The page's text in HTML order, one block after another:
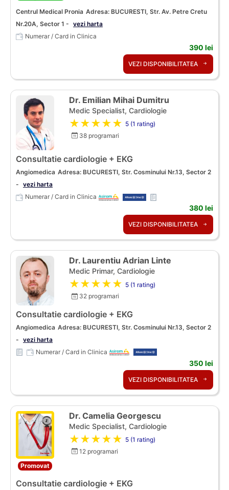
Centrul Medical Pronia Adresa: BUCURESTI, Str. Av. Petre Cretu
Nr.20A, Sector 1 - vezi harta
Numerar / Card in Clinica
390 lei
VEZI DISPONIBILITATEA
Dr. Emilian Mihai Dumitru
Medic Specialist, Cardiologie
★★★★★ 5 (1 rating)
38 programari
Consultatie cardiologie + EKG
Angiomedica Adresa: BUCURESTI, Str. Cosminului Nr.13, Sector 2
- vezi harta
Numerar / Card in Clinica
380 lei
VEZI DISPONIBILITATEA
Dr. Laurentiu Adrian Linte
Medic Primar, Cardiologie
★★★★★ 5 (1 rating)
32 programari
Consultatie cardiologie + EKG
Angiomedica Adresa: BUCURESTI, Str. Cosminului Nr.13, Sector 2
- vezi harta
Numerar / Card in Clinica
350 lei
VEZI DISPONIBILITATEA
Promovat
Dr. Camelia Georgescu
Medic Specialist, Cardiologie
★★★★★ 5 (1 rating)
12 programari
Consultatie cardiologie + EKG